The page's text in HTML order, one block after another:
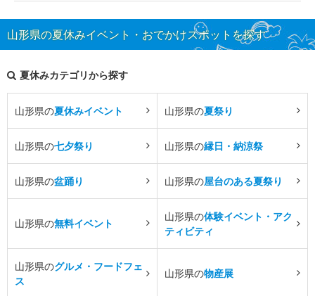
山形県の夏休みイベント・おでかけスポットを探す
夏休みカテゴリから探す
山形県の夏休みイベント 山形県の夏祭り
山形県の七夕祭り 山形県の縁日・納涼祭
山形県の盆踊り 山形県の屋台のある夏祭り
山形県の無料イベント
山形県の体験イベント・アク
ティビティ
山形県のグルメ・フードフェ
ス
山形県の物産展